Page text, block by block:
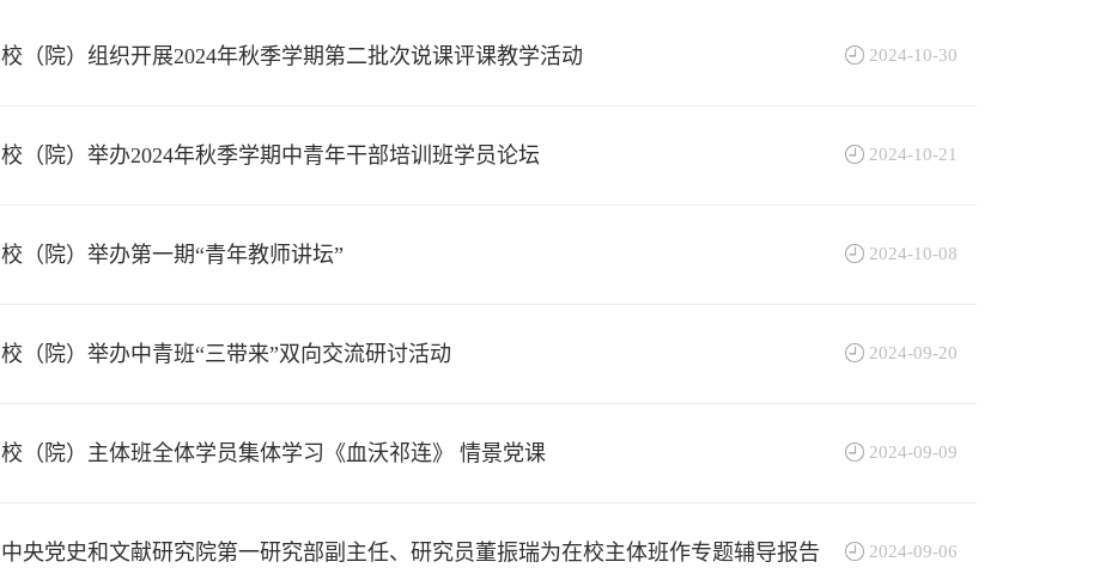
校（院）组织开展2024年秋季学期第二批次说课评课教学活动 2024-10-30
校（院）举办2024年秋季学期中青年干部培训班学员论坛 2024-10-21
校（院）举办第一期“青年教师讲坛” 2024-10-08
校（院）举办中青班“三带来”双向交流研讨活动 2024-09-20
校（院）主体班全体学员集体学习《血沃祁连》 情景党课 2024-09-09
中央党史和文献研究院第一研究部副主任、研究员董振瑞为在校主体班作专题辅导报告 2024-09-06